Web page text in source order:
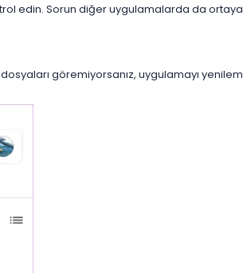
edin. Sorun diğer uygulamalarda da
göremiyorsanız, uygulamayı